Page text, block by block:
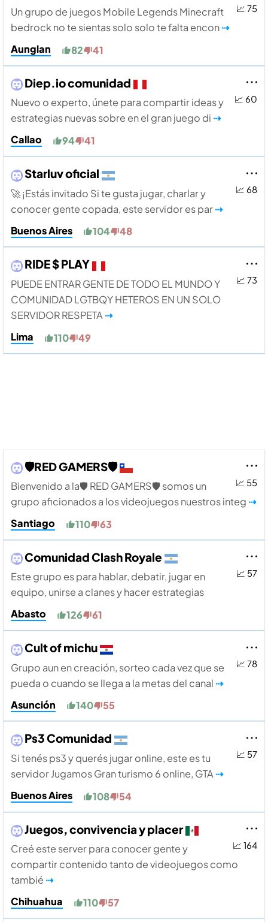
📈 75
Un grupo de juegos Mobile Legends Minecraft
bedrock no te sientas solo solo te falta encon⇢
Aunglan
82 41
📈 60
Diep.io comunidad
Nuevo o experto, únete para compartir ideas y
estrategias nuevas sobre en el gran juego di ⇢
Callao
94 41
📈 68
Starluv oficial
🚀 ¡Estás invitado Si te gusta jugar, charlar y
conocer gente copada, este servidor es par⇢
Buenos Aires
104 48
📈 73
RIDE $ PLAY
PUEDE ENTRAR GENTE DE TODO EL MUNDO Y
COMUNIDAD LGTBQY HETEROS EN UN SOLO
SERVIDOR RESPETA ⇢
Lima
110 49
📈 55
🛡️RED GAMERS🛡️
Bienvenido a la🛡️ RED GAMERS🛡️ somos un
grupo aficionados a los videojuegos nuestros integ ⇢
Santiago
110 63
📈 57
Comunidad Clash Royale
Este grupo es para hablar, debatir, jugar en
equipo, unirse a clanes y hacer estrategias
Abasto
126 61
📈 78
Cult of michu
Grupo aun en creación, sorteo cada vez que se
pueda o cuando se llega a la metas del canal ⇢
Asunción
140 55
📈 57
Ps3 Comunidad
Si tenés ps3 y querés jugar online, este es tu
servidor Jugamos Gran turismo 6 online, GTA ⇢
Buenos Aires
108 54
📈 164
Juegos, convivencia y placer
Creé este server para conocer gente y
compartir contenido tanto de videojuegos como
tambié ⇢
Chihuahua
110 57